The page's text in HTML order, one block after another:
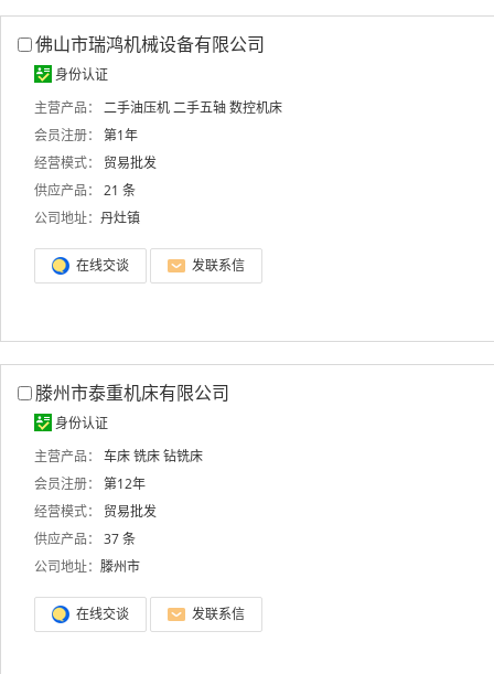
佛山市瑞鸿机械设备有限公司
身份认证
主营产品：
二手油压机二手五轴数控机床
会员注册：
第1年
经营模式：
贸易批发
供应产品：
21 条
公司地址： 丹灶镇
在线交谈 发联系信
滕州市泰重机床有限公司
身份认证
主营产品：
车床铣床钻铣床
会员注册：
第12年
经营模式：
贸易批发
供应产品：
37 条
公司地址： 滕州市
在线交谈 发联系信